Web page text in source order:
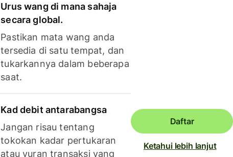
Urus wang di mana sahaja
secara global.
Pastikan mata wang anda
tersedia di satu tempat, dan
tukarkannya dalam beberapa
saat.
Kad debit antarabangsa
Jangan risau tentang
tokokan kadar pertukaran
atau yuran transaksi yang
Daftar
Ketahui lebih lanjut